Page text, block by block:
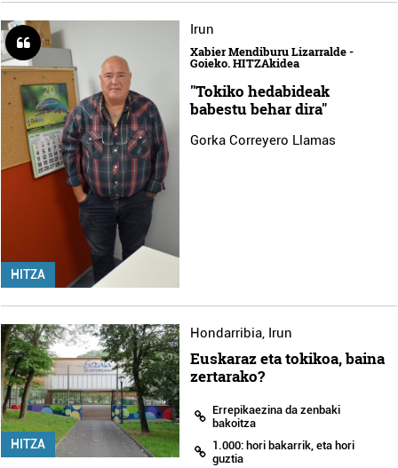
HITZA
Irun
Xabier Mendiburu Lizarralde -
Goieko. HITZAkidea
"Tokiko hedabideak
babestu behar dira"
Gorka Correyero Llamas
HITZA
Hondarribia, Irun
Euskaraz eta tokikoa, baina
zertarako?
Errepikaezina da zenbaki
bakoitza
1.000: hori bakarrik, eta hori
guztia